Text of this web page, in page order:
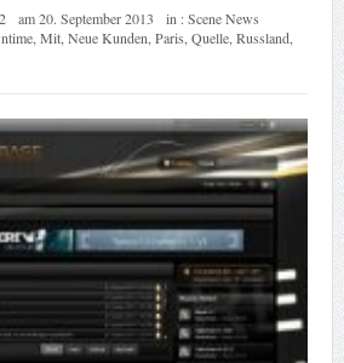
am20. September 2013 in :Scene News
, Mit, Neue Kunden Paris Quelle, Russland,